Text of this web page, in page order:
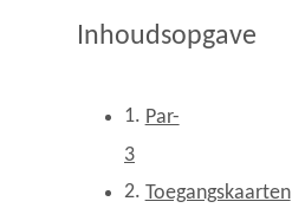
Inhoudsopgave
Par-
3
Toegangskaarten